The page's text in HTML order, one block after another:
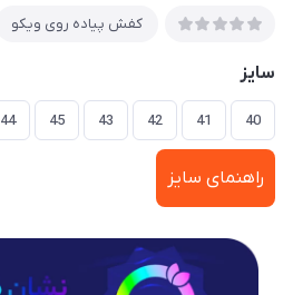
کفش پیاده روی ویکو
سایز
40
41
42
43
45
44
راهنمای سایز